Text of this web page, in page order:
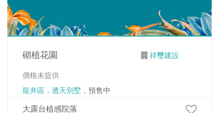
砌植花園
祥璽建設
價格未提供
龍井區 ． 透天別墅 ．預售中
大露台植感院落